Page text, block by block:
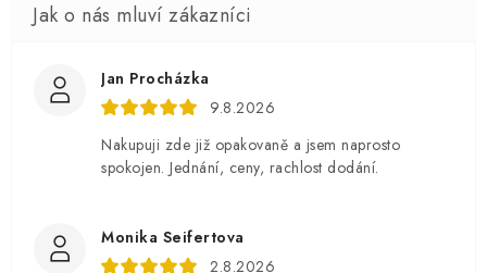
Jan Procházka
9.8.2026
Nakupuji zde již opakovaně a jsem naprosto
spokojen. Jednání, ceny, rachlost dodání.
Monika Seifertova
2.8.2026